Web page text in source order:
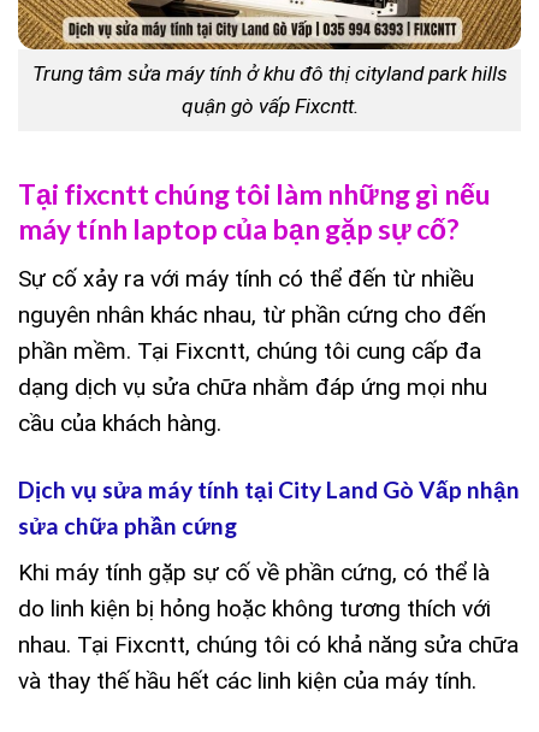
Trung tâm sửa máy tính ở khu đô thị cityland park hills
quận gò vấp Fixcntt.
Tại fixcntt chúng tôi làm những gì nếu
máy tính laptop của bạn gặp sự cố?
Sự cố xảy ra với máy tính có thể đến từ nhiều
nguyên nhân khác nhau, từ phần cứng cho đến
phần mềm. Tại Fixcntt, chúng tôi cung cấp đa
dạng dịch vụ sửa chữa nhằm đáp ứng mọi nhu
cầu của khách hàng.
Dịch vụ sửa máy tính tại City Land Gò Vấp nhận
sửa chữa phần cứng
Khi máy tính gặp sự cố về phần cứng, có thể là
do linh kiện bị hỏng hoặc không tương thích với
nhau. Tại Fixcntt, chúng tôi có khả năng sửa chữa
và thay thế hầu hết các linh kiện của máy tính.